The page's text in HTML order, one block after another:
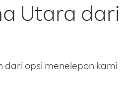
Utara dari
dari opsi menelepon kami